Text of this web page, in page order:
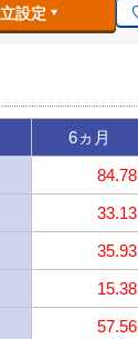
設定
6ヵ月
84.78
33.13
35.93
15.38
57.56